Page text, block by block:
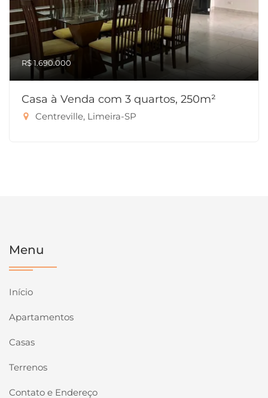
R$ 1.690.000
Casa à Venda com 3 quartos, 250m²
Centreville, Limeira-SP
Menu
Início
Apartamentos
Casas
Terrenos
Contato e Endereço